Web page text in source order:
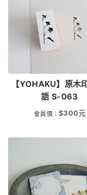
【YOHAKU】原木
語 S-063
會員價：$300元